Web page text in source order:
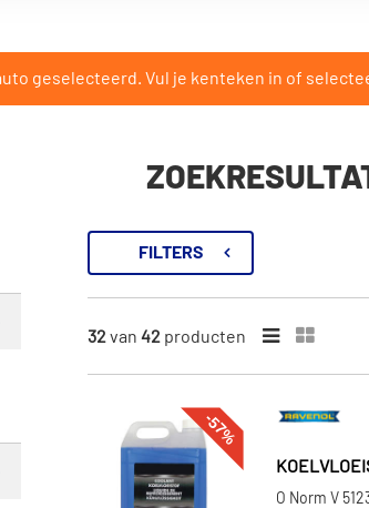
geselecteerd. Vul je kenteken in of
FILTERS
32van 42 producten
-57%
O Norm V